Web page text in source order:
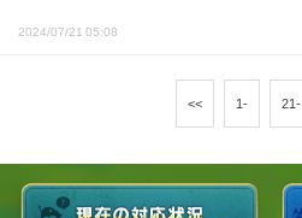
2024/07/21 05:08
<< 1- 21-